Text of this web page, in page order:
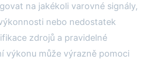
na jakékoli varovné signály,
nebo nedostatek
zdrojů a pravidelné
výkonu může výrazně pomoci